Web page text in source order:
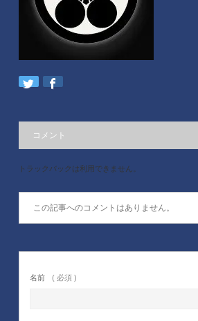
コメント
トラックバックは利用できません。
この記事へのコメントはありません。
名前 ( 必須 )